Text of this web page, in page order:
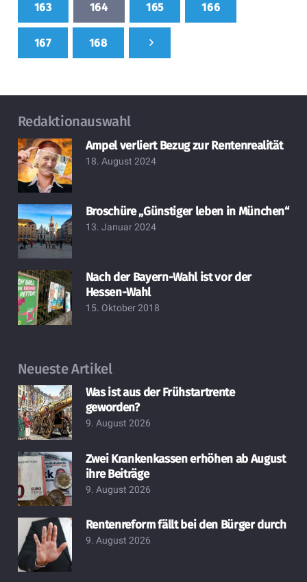
163 164 165 166
167 168
Redaktionauswahl
Ampel verliert Bezug zur Rentenrealität
18. August 2024
Broschüre „Günstiger leben in München“
13. Januar 2024
Nach der Bayern-Wahl ist vor der
Hessen-Wahl
15. Oktober 2018
Neueste Artikel
Was ist aus der Frühstartrente
geworden?
9. August 2026
Zwei Krankenkassen erhöhen ab August
ihre Beiträge
9. August 2026
Rentenreform fällt bei den Bürger durch
9. August 2026